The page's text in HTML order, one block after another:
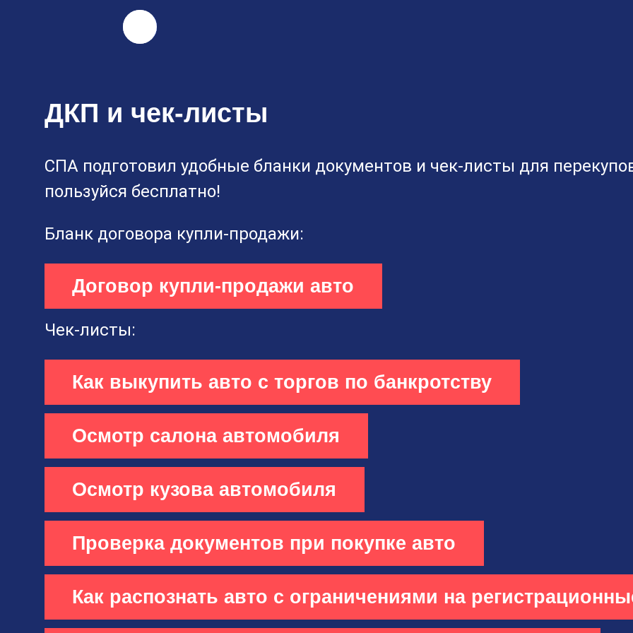
ДКП и чек-листы
СПА подготовил удобные бланки документов и чек-листы для
пользуйся бесплатно!
Бланк договора купли-продажи:
Договор купли-продажи авто
Чек-листы:
Как выкупить авто с торгов по банкротству
Осмотр салона автомобиля
Осмотр кузова автомобиля
Проверка документов при покупке авто
Как распознать авто с ограничениями на